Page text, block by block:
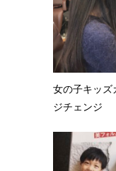
女の子キッズ
ジチェンジ